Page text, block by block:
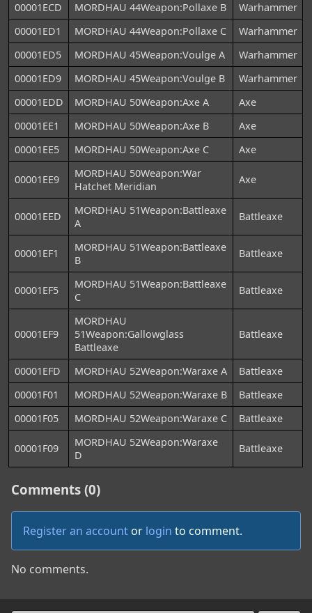
00001ECD
MORDHAU 44Weapon:Pollaxe B
Warhammer
00001ED1
MORDHAU 44Weapon:Pollaxe C
Warhammer
00001ED5
MORDHAU 45Weapon:Voulge A
Warhammer
00001ED9
MORDHAU 45Weapon:Voulge B
Warhammer
00001EDD
MORDHAU 50Weapon:Axe A
Axe
00001EE1
MORDHAU 50Weapon:Axe B
Axe
00001EE5
MORDHAU 50Weapon:Axe C Axe
00001EE9
MORDHAU 50Weapon:War
Hatchet Meridian
Axe
00001EED
MORDHAU 51Weapon:Battleaxe
A
Battleaxe
00001EF1
MORDHAU 51Weapon:Battleaxe
B
Battleaxe
00001EF5
MORDHAU 51Weapon:Battleaxe
C
Battleaxe
00001EF9
MORDHAU
51Weapon:Gallowglass
Battleaxe
Battleaxe
00001EFD MORDHAU 52Weapon:Waraxe A
Battleaxe
00001F01
MORDHAU 52Weapon:Waraxe B
Battleaxe
00001F05
MORDHAU 52Weapon:Waraxe C Battleaxe
00001F09
MORDHAU 52Weapon:Waraxe
D
Battleaxe
Comments (0)
Register an account or login to comment.
No comments.